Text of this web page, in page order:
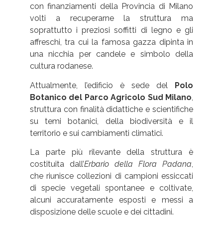
con finanziamenti della Provincia di Milano
volti a recuperarne la struttura ma
soprattutto i preziosi soffitti di legno e gli
affreschi, tra cui la famosa gazza dipinta in
una nicchia per candele e simbolo della
cultura rodanese.
Attualmente, l’edificio è sede del Polo
Botanico del Parco Agricolo Sud Milano
struttura con finalità didattiche e scientifiche
su temi botanici, della biodiversità e il
territorio e sui cambiamenti climatici.
La parte più rilevante della struttura è
costituita dall’Erbario della Flora Padana,
che riunisce collezioni di campioni essiccati
di specie vegetali spontanee e coltivate,
alcuni accuratamente esposti e messi a
disposizione delle scuole e dei cittadini.